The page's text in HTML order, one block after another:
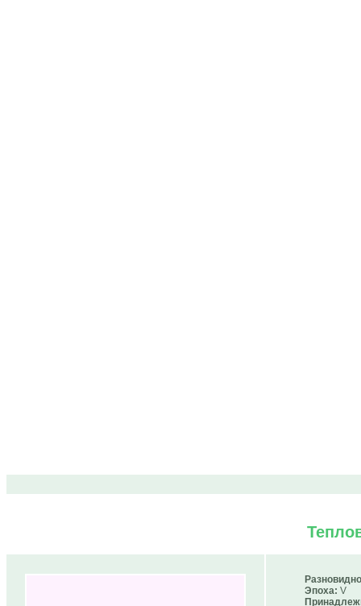
Эпоха: V